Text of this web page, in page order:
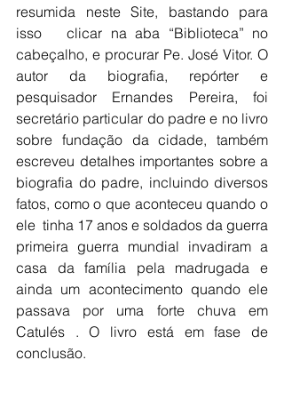
resumida neste Site, bastando para
isso   clicar na aba “Biblioteca” no
cabeçalho, e procurar Pe. José Vitor. O
autor da biografia, repórter e
pesquisador Ernandes Pereira, foi
secretário particular do padre e no livro
sobre fundação da cidade, também
escreveu detalhes importantes sobre a
biografia do padre, incluindo diversos
fatos, como o que aconteceu quando o
ele  tinha 17 anos e soldados da guerra
primeira guerra mundial invadiram a
casa da família pela madrugada e
ainda um acontecimento quando ele
passava por uma forte chuva em
Catulés . O livro está em fase de
conclusão.